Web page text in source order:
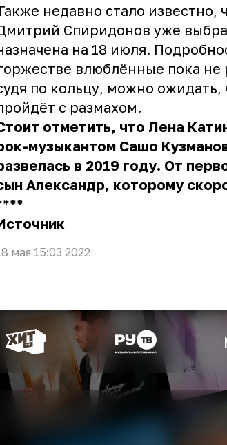
недавно стало известно,
Спиридонов уже
на 18 июля.
влюблённые пока не
по кольцу, можно ожидать,
с размахом.
отметить, что Лена
музыкантом Сашо
в 2019 году. От
Александр, которому
**
мая 15:03 2022